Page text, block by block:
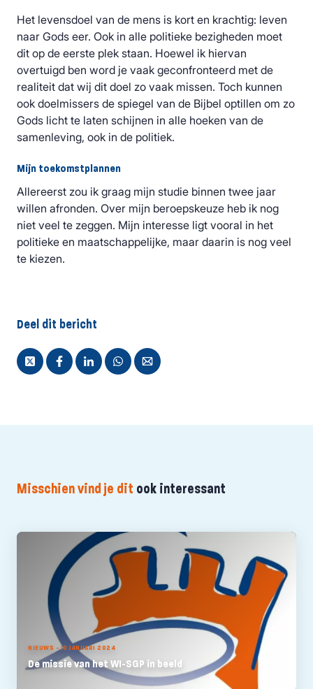
Het levensdoel van de mens is kort en krachtig: leven
naar Gods eer. Ook in alle politieke bezigheden moet
dit op de eerste plek staan. Hoewel ik hiervan
overtuigd ben word je vaak geconfronteerd met de
realiteit dat wij dit doel zo vaak missen. Toch kunnen
ook doelmissers de spiegel van de Bijbel optillen om zo
Gods licht te laten schijnen in alle hoeken van de
samenleving, ook in de politiek.
Mijn toekomstplannen
Allereerst zou ik graag mijn studie binnen twee jaar
willen afronden. Over mijn beroepskeuze heb ik nog
niet veel te zeggen. Mijn interesse ligt vooral in het
politieke en maatschappelijke, maar daarin is nog veel
te kiezen.
Deel dit bericht
Misschien vind je dit ook interessant
NIEUWS - 10 JANUARI 2024
De missie van het WI-SGP in beeld